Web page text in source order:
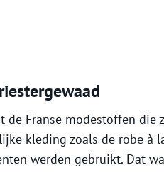
de Franse modestoffen die
kleding zoals de robe à
werden gebruikt. Dat